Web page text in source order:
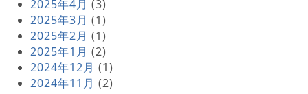
2025年4月 (3)
2025年3月 (1)
2025年2月 (1)
2025年1月 (2)
2024年12月 (1)
2024年11月 (2)